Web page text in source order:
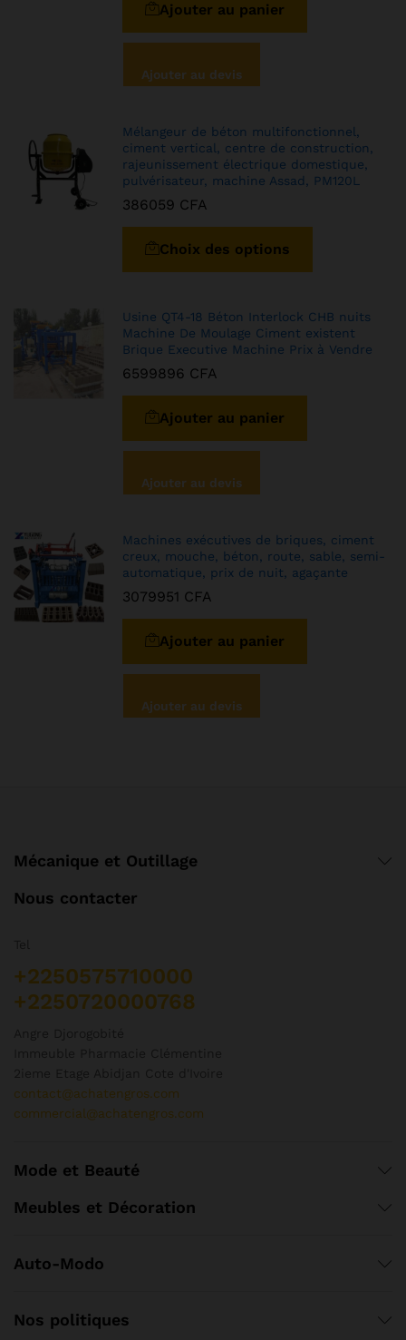
Ajouter au panier
Ajouter au devis
Mélangeur de béton multifonctionnel,
ciment vertical, centre de construction,
rajeunissement électrique domestique,
pulvérisateur, machine Assad, PM120L
386059 CFA
Choix des options
Usine QT4-18 Béton Interlock CHB nuits
Machine De Moulage Ciment existent
Brique Executive Machine Prix à Vendre
6599896 CFA
Ajouter au panier
Ajouter au devis
Machines exécutives de briques, ciment
creux, mouche, béton, route, sable, semi-
automatique, prix de nuit, agaçante
3079951 CFA
Ajouter au panier
Ajouter au devis
Mécanique et Outillage
Nous contacter
+2250575710000
+2250720000768
contact@achatengros.com
commercial@achatengros.com
Mode et Beauté
Meubles et Décoration
Auto-Modo
Nos politiques